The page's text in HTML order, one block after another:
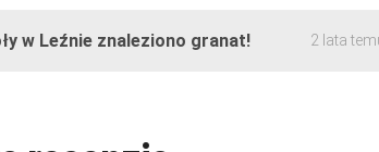
w Leźnie znaleziono granat! 2 lata temu